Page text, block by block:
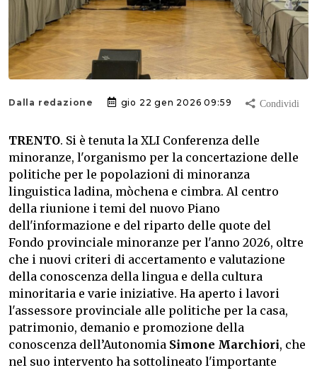
Dalla redazione gio 22 gen 2026 09:59
TRENTO. Si è tenuta la XLI Conferenza delle
minoranze, l'organismo per la concertazione delle
politiche per le popolazioni di minoranza
linguistica ladina, mòchena e cimbra. Al centro
della riunione i temi del nuovo Piano
dell'informazione e del riparto delle quote del
Fondo provinciale minoranze per l'anno 2026, oltre
che i nuovi criteri di accertamento e valutazione
della conoscenza della lingua e della cultura
minoritaria e varie iniziative. Ha aperto i lavori
l'assessore provinciale alle politiche per la casa,
patrimonio, demanio e promozione della
conoscenza dell’Autonomia Simone Marchiori, che
nel suo intervento ha sottolineato l'importante